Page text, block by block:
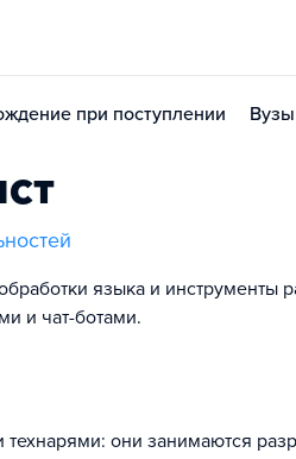
при поступлении Вузы
языка и инструменты
и чат-ботами.
они занимаются